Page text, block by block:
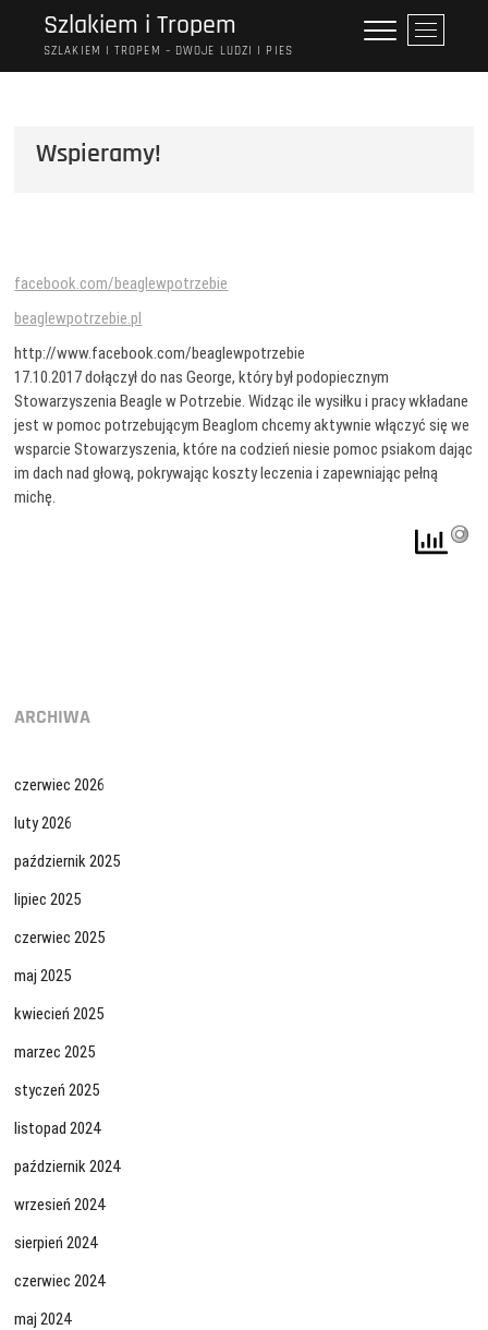
Szlakiem i Tropem
SZLAKIEM I TROPEM – DWOJE LUDZI I PIES
P
r
z
Wspieramy!
facebook.com/beaglewpotrzebie
beaglewpotrzebie.pl
http://www.facebook.com/beaglewpotrzebie
17.10.2017 dołączył do nas George, który był podopiecznym
Stowarzyszenia Beagle w Potrzebie. Widząc ile wysiłku i pracy wkładane
jest w pomoc potrzebującym Beaglom chcemy aktywnie włączyć się we
wsparcie Stowarzyszenia, które na codzień niesie pomoc psiakom dając
im dach nad głową, pokrywając koszty leczenia i zapewniając pełną
michę.
ARCHIWA
czerwiec 2026
luty 2026
październik 2025
lipiec 2025
czerwiec 2025
maj 2025
kwiecień 2025
marzec 2025
styczeń 2025
listopad 2024
październik 2024
wrzesień 2024
sierpień 2024
czerwiec 2024
maj 2024